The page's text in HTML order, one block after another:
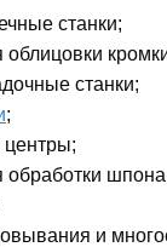
станки;
станки;
;
обработки
и